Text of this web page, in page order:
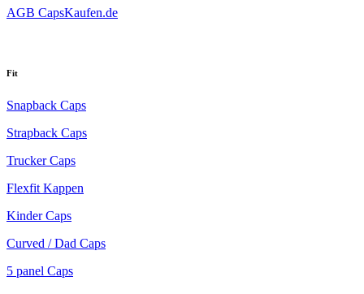
AGB CapsKaufen.de
Fit
Snapback Caps
Strapback Caps
Trucker Caps
Flexfit Kappen
Kinder Caps
Curved / Dad Caps
5 panel Caps